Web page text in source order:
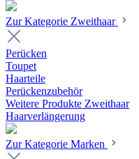
Zur Kategorie Zweithaar
Perücken
Toupet
Haarteile
Perückenzubehör
Weitere Produkte Zweithaar
Haarverlängerung
Zur Kategorie Marken